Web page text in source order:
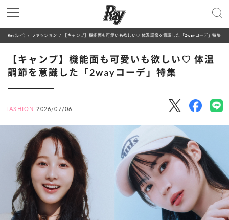
Ray(レイ) ファッション 【キャンプ】機能面も可愛いも欲しい♡ 体温調節を意識した「2wayコーデ」特集
【キャンプ】機能面も可愛いも欲しい♡ 体温
調節を意識した「2wayコーデ」特集
FASHION 2026/07/06